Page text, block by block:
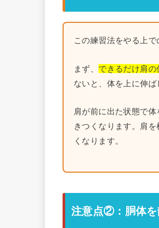
この練習法をやる上で
まず、 できるだけ肩の
ないと、体を上に伸ば
肩が前に出た状態で
きつくなります。肩
くなります。
注意点②：胴体を